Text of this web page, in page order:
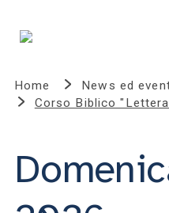
Home
News ed
Corso Biblico